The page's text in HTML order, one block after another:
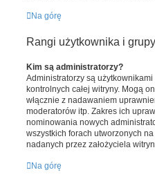
Na górę
Rangi użytkownika i grupy
Kim są administratorzy?
Administratorzy są
kontrolnych całej witryny. Mogą
włącznie z nadawaniem
moderatorów itp. Zakres ich
nominowania nowych
wszystkich forach utworzonych
nadanych przez założyciela
Na górę